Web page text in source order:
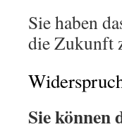
Sie haben
die Zukunft
Sie können